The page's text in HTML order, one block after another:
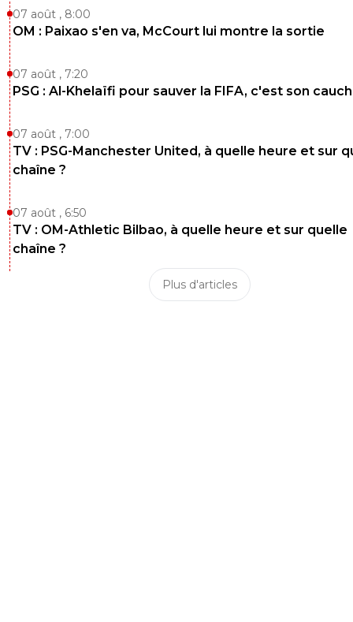
07 août , 8:00
OM : Paixao s'en va, McCourt lui montre la sortie
07 août , 7:20
PSG : Al-Khelaïfi pour sauver la FIFA, c'est son
07 août , 7:00
TV : PSG-Manchester United, à quelle heure et sur
chaîne ?
07 août , 6:50
TV : OM-Athletic Bilbao, à quelle heure et sur quelle
chaîne ?
Plus d'articles